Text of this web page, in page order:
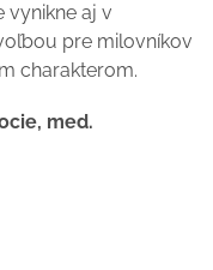
vynikne aj v
pre milovníkov
charakterom.
med.